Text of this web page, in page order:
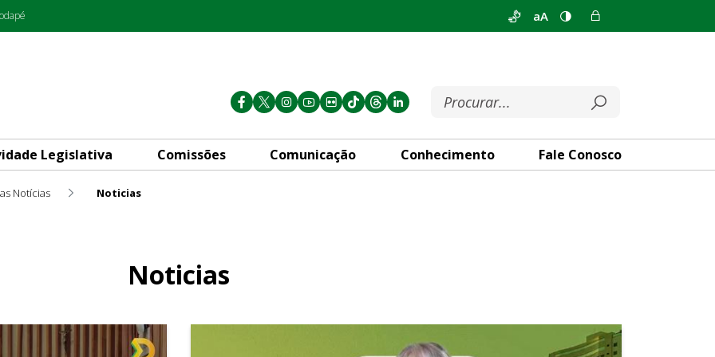
aA
Legislativa Comissões Comunicação Conhecimento Fale Conosco
Notícias Noticias
Noticias